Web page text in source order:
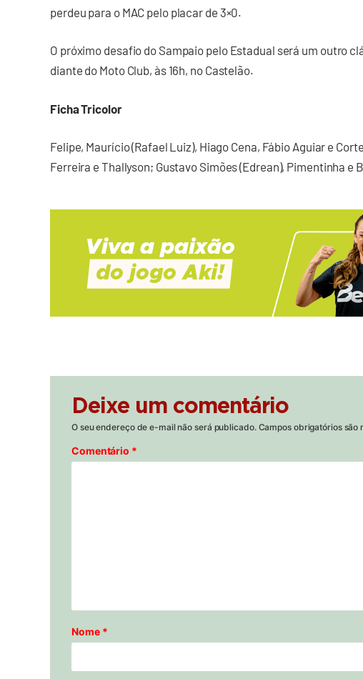
perdeu para o MAC pelo placar de 3×0.
O próximo desafio do Sampaio pelo Estadual será um outro
diante do Moto Club, às 16h, no Castelão.
Ficha Tricolor
Felipe, Maurício (Rafael Luiz), Hiago Cena, Fábio Aguiar e
Ferreira e Thallyson; Gustavo Simões (Edrean), Pimentinha e
Deixe um comentário
O seu endereço de e-mail não será publicado. Campos obrigatórios são
Comentário *
Nome *